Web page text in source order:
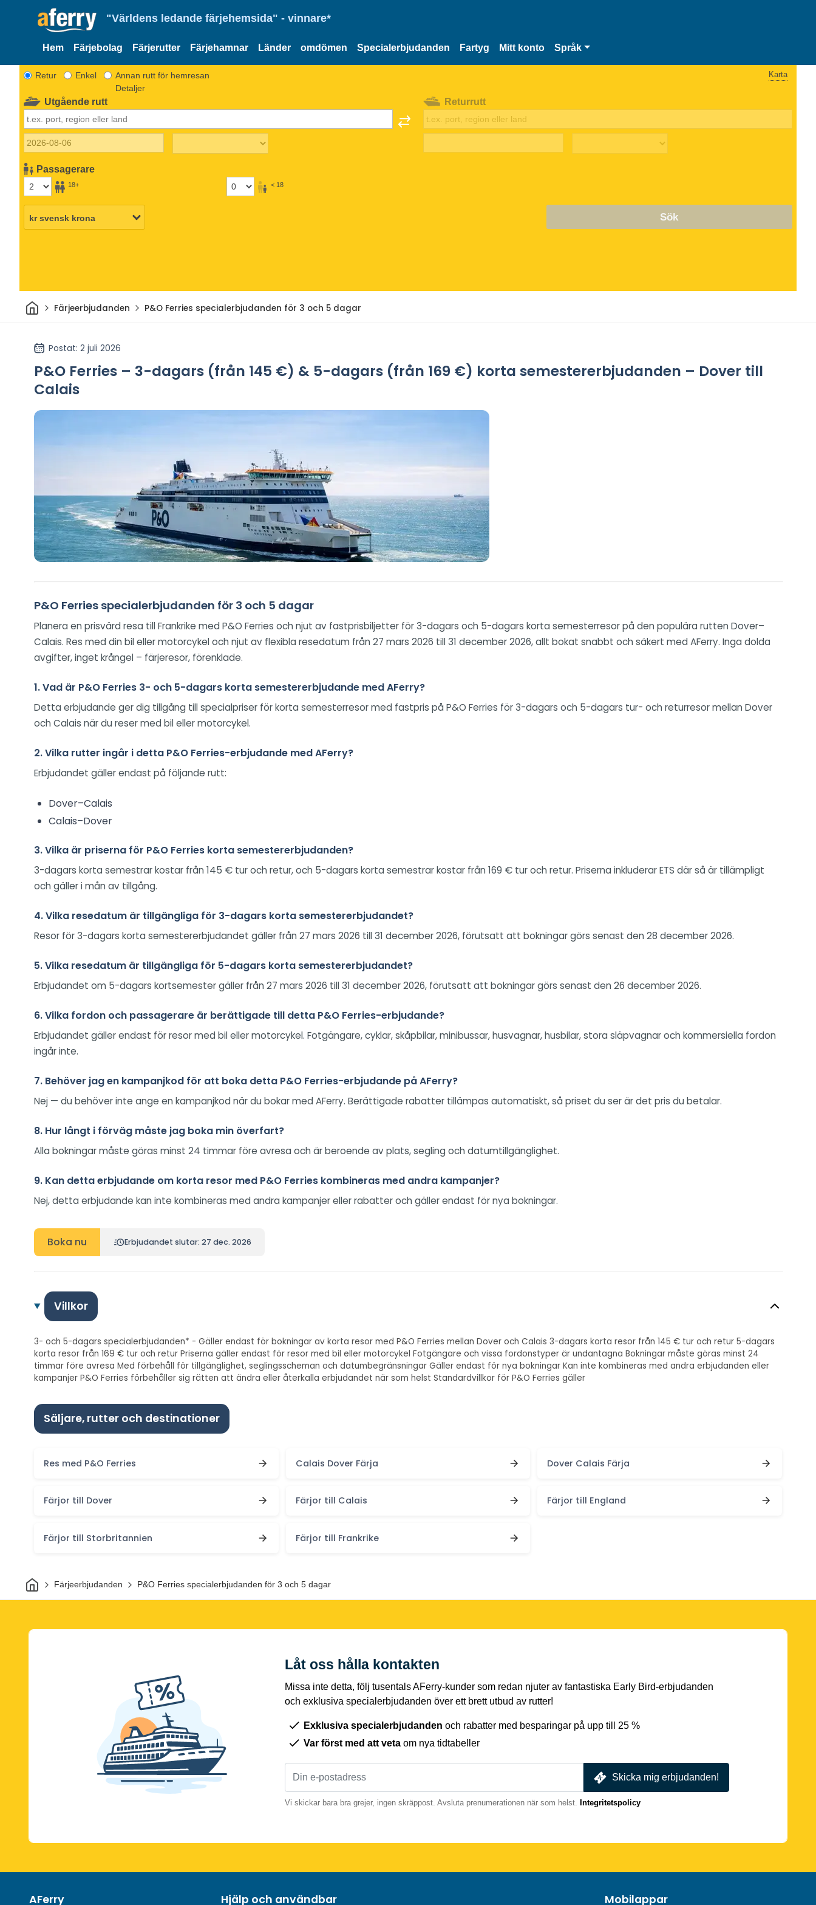
"Världens ledande färjehemsida" - vinnare*
Hem Färjebolag Färjerutter Färjehamnar Länder omdömen Specialerbjudanden Fartyg Mitt konto Språk
Retur Enkel
Annan rutt för hemresan
Detaljer
Karta
Utgående rutt
Passagerare
18+ < 18
Returrutt
Sök
HemFärjeerbjudanden P&O Ferries specialerbjudanden för 3 och 5 dagar
Postat: 2 juli 2026
P&O Ferries – 3-dagars (från 145 €) & 5-dagars (från 169 €) korta semestererbjudanden – Dover till
Calais
P&O Ferries specialerbjudanden för 3 och 5 dagar
Planera en prisvärd resa till Frankrike med P&O Ferries och njut av fastprisbiljetter för 3-dagars och 5-dagars korta semesterresor på den populära rutten Dover–
Calais. Res med din bil eller motorcykel och njut av flexibla resedatum från 27 mars 2026 till 31 december 2026, allt bokat snabbt och säkert med AFerry. Inga dolda
avgifter, inget krångel – färjeresor, förenklade.
1. Vad är P&O Ferries 3- och 5-dagars korta semestererbjudande med AFerry?
Detta erbjudande ger dig tillgång till specialpriser för korta semesterresor med fastpris på P&O Ferries för 3-dagars och 5-dagars tur- och returresor mellan Dover
och Calais när du reser med bil eller motorcykel.
2. Vilka rutter ingår i detta P&O Ferries-erbjudande med AFerry?
Erbjudandet gäller endast på följande rutt:
Dover–Calais
Calais–Dover
3. Vilka är priserna för P&O Ferries korta semestererbjudanden?
3-dagars korta semestrar kostar från 145 € tur och retur, och 5-dagars korta semestrar kostar från 169 € tur och retur. Priserna inkluderar ETS där så är tillämpligt
och gäller i mån av tillgång.
4. Vilka resedatum är tillgängliga för 3-dagars korta semestererbjudandet?
Resor för 3-dagars korta semestererbjudandet gäller från 27 mars 2026 till 31 december 2026, förutsatt att bokningar görs senast den 28 december 2026.
5. Vilka resedatum är tillgängliga för 5-dagars korta semestererbjudandet?
Erbjudandet om 5-dagars kortsemester gäller från 27 mars 2026 till 31 december 2026, förutsatt att bokningar görs senast den 26 december 2026.
6. Vilka fordon och passagerare är berättigade till detta P&O Ferries-erbjudande?
Erbjudandet gäller endast för resor med bil eller motorcykel. Fotgängare, cyklar, skåpbilar, minibussar, husvagnar, husbilar, stora släpvagnar och kommersiella fordon
ingår inte.
7. Behöver jag en kampanjkod för att boka detta P&O Ferries-erbjudande på AFerry?
Nej — du behöver inte ange en kampanjkod när du bokar med AFerry. Berättigade rabatter tillämpas automatiskt, så priset du ser är det pris du betalar.
8. Hur långt i förväg måste jag boka min överfart?
Alla bokningar måste göras minst 24 timmar före avresa och är beroende av plats, segling och datumtillgänglighet.
9. Kan detta erbjudande om korta resor med P&O Ferries kombineras med andra kampanjer?
Nej, detta erbjudande kan inte kombineras med andra kampanjer eller rabatter och gäller endast för nya bokningar.
Boka nu Erbjudandet slutar: 27 dec. 2026
Villkor
3- och 5-dagars specialerbjudanden* - Gäller endast för bokningar av korta resor med P&O Ferries mellan Dover och Calais 3-dagars korta resor från 145 € tur och retur 5-dagars
korta resor från 169 € tur och retur Priserna gäller endast för resor med bil eller motorcykel Fotgängare och vissa fordonstyper är undantagna Bokningar måste göras minst 24
timmar före avresa Med förbehåll för tillgänglighet, seglingsscheman och datumbegränsningar Gäller endast för nya bokningar Kan inte kombineras med andra erbjudanden eller
kampanjer P&O Ferries förbehåller sig rätten att ändra eller återkalla erbjudandet när som helst Standardvillkor för P&O Ferries gäller
Säljare, rutter och destinationer
Res med P&O Ferries Calais Dover Färja Dover Calais Färja
Färjor till Dover Färjor till Calais Färjor till England
Färjor till Storbritannien Färjor till Frankrike
HemFärjeerbjudanden P&O Ferries specialerbjudanden för 3 och 5 dagar
Låt oss hålla kontakten
Missa inte detta, följ tusentals AFerry-kunder som redan njuter av fantastiska Early Bird-erbjudanden
och exklusiva specialerbjudanden över ett brett utbud av rutter!
Exklusiva specialerbjudanden och rabatter med besparingar på upp till 25 %
Var först med att veta om nya tidtabeller
Skicka mig erbjudanden!
Vi skickar bara bra grejer, ingen skräppost. Avsluta prenumerationen när som helst. Integritetspolicy
AFerry Hjälp och användbar Mobilappar